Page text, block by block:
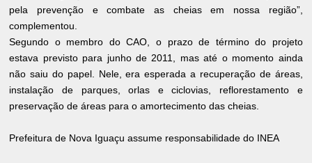
pela prevenção e combate as cheias em nossa região”,
complementou.
Segundo o membro do CAO, o prazo de término do projeto
estava previsto para junho de 2011, mas até o momento ainda
não saiu do papel. Nele, era esperada a recuperação de áreas,
instalação de parques, orlas e ciclovias, reflorestamento e
preservação de áreas para o amortecimento das cheias.
Prefeitura de Nova Iguaçu assume responsabilidade do INEA